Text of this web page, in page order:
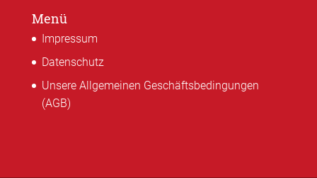
Menü
Impressum
Datenschutz
Unsere Allgemeinen Geschäftsbedingungen
(AGB)